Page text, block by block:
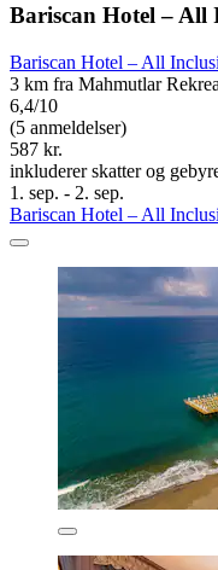
Bariscan Hotel – All
Bariscan Hotel – All
3 km fra Mahmutlar
6,4/10
(5 anmeldelser)
587 kr.
inkluderer skatter og
1. sep. - 2. sep.
Bariscan Hotel – All